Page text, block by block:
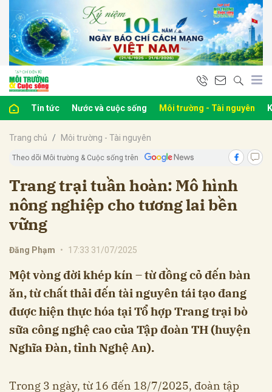
Tin tức Nước và cuộc sống Môi trường - Tài nguyên
Trang chủ Môi trường - Tài nguyên
Theo dõi Môi trường & Cuộc sống trên
Trang trại tuần hoàn: Mô hình
nông nghiệp cho tương lai bền
vững
Đăng Phạm • 17:33 31/07/2025
Một vòng đời khép kín – từ đồng cỏ đến bàn
ăn, từ chất thải đến tài nguyên tái tạo đang
được hiện thực hóa tại Tổ hợp Trang trại bò
sữa công nghệ cao của Tập đoàn TH (huyện
Nghĩa Đàn, tỉnh Nghệ An).
Trong 3 ngày, từ 16 đến 18/7/2025, đoàn tập
luận
Hủy